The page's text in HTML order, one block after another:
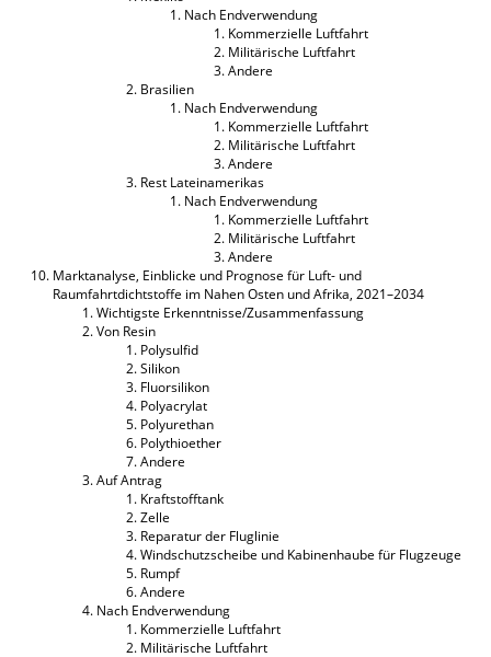
Nach Endverwendung
Kommerzielle Luftfahrt
Militärische Luftfahrt
Andere
Brasilien
Nach Endverwendung
Kommerzielle Luftfahrt
Militärische Luftfahrt
Andere
Rest Lateinamerikas
Nach Endverwendung
Kommerzielle Luftfahrt
Militärische Luftfahrt
Andere
Marktanalyse, Einblicke und Prognose für Luft- und
Raumfahrtdichtstoffe im Nahen Osten und Afrika, 2021–2034
Wichtigste Erkenntnisse/Zusammenfassung
Von Resin
Polysulfid
Silikon
Fluorsilikon
Polyacrylat
Polyurethan
Polythioether
Andere
Auf Antrag
Kraftstofftank
Zelle
Reparatur der Fluglinie
Windschutzscheibe und Kabinenhaube für Flugzeuge
Rumpf
Andere
Nach Endverwendung
Kommerzielle Luftfahrt
Militärische Luftfahrt